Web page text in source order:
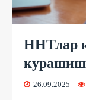
ННТлар
26.09.2025